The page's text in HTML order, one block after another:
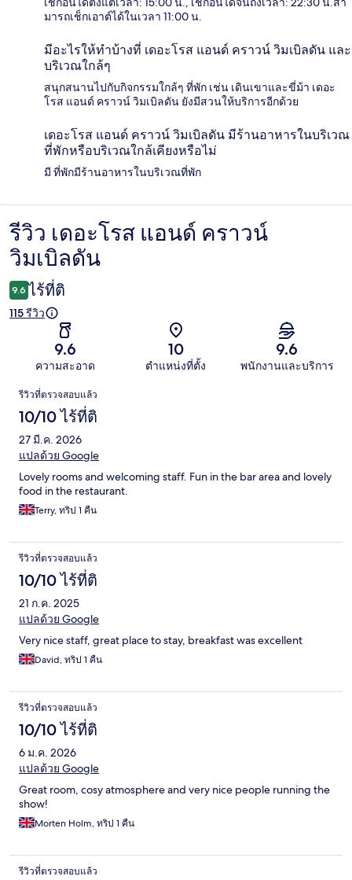
มารถเช็กเอาต์ได้ในเวลา 11:00 น.
มีอะไรให้ทำบ้างที่ เดอะโรส แอนด์ คราวน์ วิมเบิลดัน และ
บริเวณใกล้ๆ
สนุกสนานไปกับกิจกรรมใกล้ๆ ที่พัก เช่น เดินเขาและขี่ม้า เดอะ
โรส แอนด์ คราวน์ วิมเบิลดัน ยังมีสวนให้บริการอีกด้วย
เดอะโรส แอนด์ คราวน์ วิมเบิลดัน มีร้านอาหารในบริเวณ
ที่พักหรือบริเวณใกล้เคียงหรือไม่
มี ที่พักมีร้านอาหารในบริเวณที่พัก
รีวิว
รีวิว เดอะโรส แอนด์ คราวน์
วิมเบิลดัน
9.6 ไร้ที่ติ
115 รีวิว
9.6
ความสะอาด
10
ตำแหน่งที่ตั้ง
9.6
พนักงานและบริการ
รีวิว
รีวิวที่ตรวจสอบแล้ว
10/10 ไร้ที่ติ
27 มี.ค. 2026
แปลด้วย Google
Lovely rooms and welcoming staff. Fun in the bar area and lovely
food in the restaurant.
Terry, ทริป 1 คืน
รีวิวที่ตรวจสอบแล้ว
10/10 ไร้ที่ติ
21 ก.ค. 2025
แปลด้วย Google
Very nice staff, great place to stay, breakfast was excellent
David, ทริป 1 คืน
รีวิวที่ตรวจสอบแล้ว
10/10 ไร้ที่ติ
6 ม.ค. 2026
แปลด้วย Google
Great room, cosy atmosphere and very nice people running the
show!
Morten Holm, ทริป 1 คืน
รีวิวที่ตรวจสอบแล้ว